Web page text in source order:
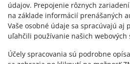
údajov. Prepojenie rôznych zariadení
na základe informácií prenášaných
Vaše osobné údaje sa spracúvajú aj
uľahčili používanie našich webových
Účely spracovania sú podrobne
Prejdite do Allegro